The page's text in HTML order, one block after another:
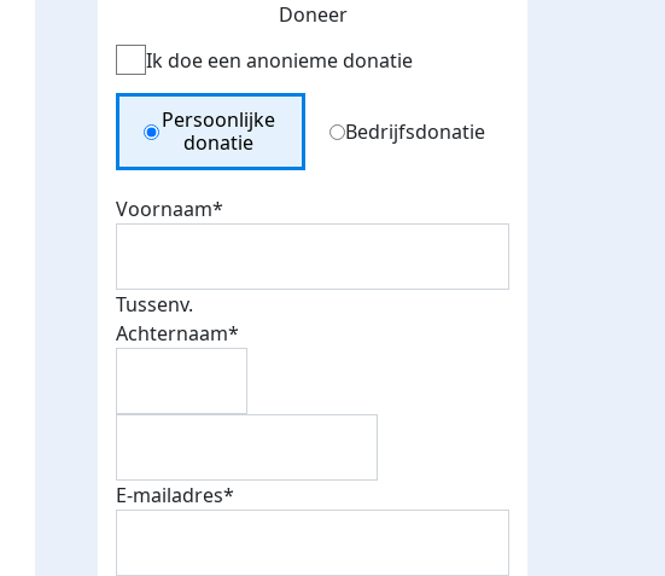
Doneer
Ik doe een anonieme donatie
Donation Type
Persoonlijke
donatie
Bedrijfsdonatie
Voornaam*
Tussenv.
Achternaam*
E-mailadres*